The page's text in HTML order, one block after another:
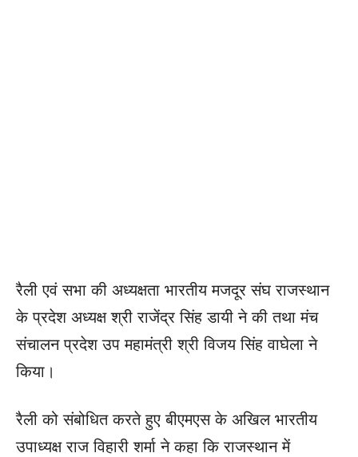
रैली एवं सभा की अध्यक्षता भारतीय मजदूर संघ राजस्थान
के प्रदेश अध्यक्ष श्री राजेंद्र सिंह डायी ने की तथा मंच
संचालन प्रदेश उप महामंत्री श्री विजय सिंह वाघेला ने
किया।
रैली को संबोधित करते हुए बीएमएस के अखिल भारतीय
उपाध्यक्ष राज विहारी शर्मा ने कहा कि राजस्थान में